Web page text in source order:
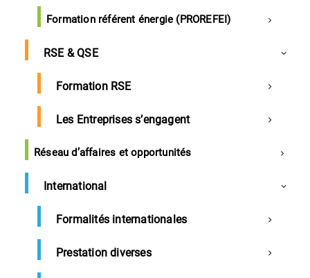
Formation référent énergie (PROREFEI)
RSE & QSE
Formation RSE
Les Entreprises s’engagent
Réseau d’affaires et opportunités
International
Formalités internationales
Prestation diverses
Introduction aux outils de CRM pour